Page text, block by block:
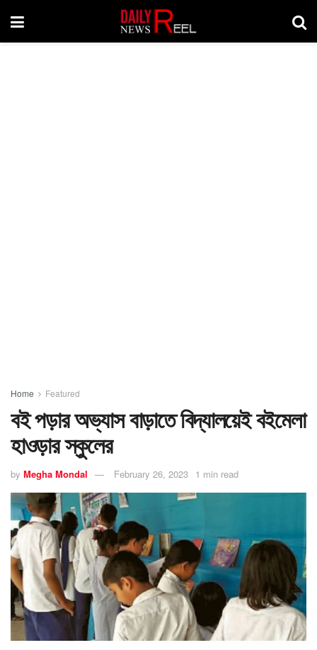
Home Featured
বই পড়ার অভ্যাস বাড়াতে বিদ্যালয়েই বইমেলা
হাওড়ার স্কুলের
by Megha Mondal February 26, 2023 1 min read